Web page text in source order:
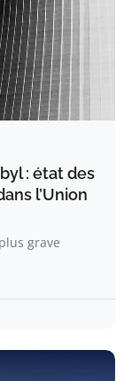
: état des
l’Union
grave